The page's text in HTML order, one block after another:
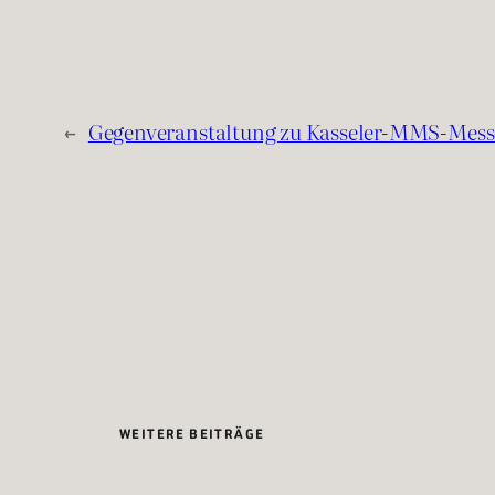
← Gegenveranstaltung zu Kasseler-MMS-
WEITERE BEITRÄGE